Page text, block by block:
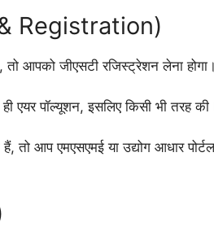
Registration)
आपको जीएसटी रजिस्ट्रेशन लेना
एयर पॉल्यूशन, इसलिए किसी भी तरह
तो आप एमएसएमई या उद्योग आधार